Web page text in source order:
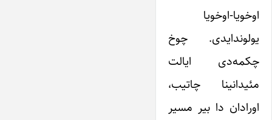
اوخویا-اوخویا
یولوندایدی. چوخ
چکمه‌دی ایالت
مئیدانینا چاتیب،
اورادان دا بیر مسیر